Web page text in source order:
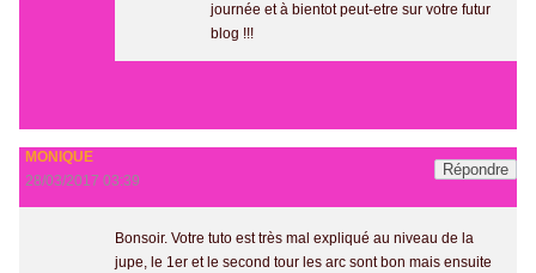
journée et à bientot peut-etre sur votre futur
blog !!!
MONIQUE
28/03/2017 03:39
Répondre
Bonsoir. Votre tuto est très mal expliqué au niveau de la
jupe, le 1er et le second tour les arc sont bon mais ensuite